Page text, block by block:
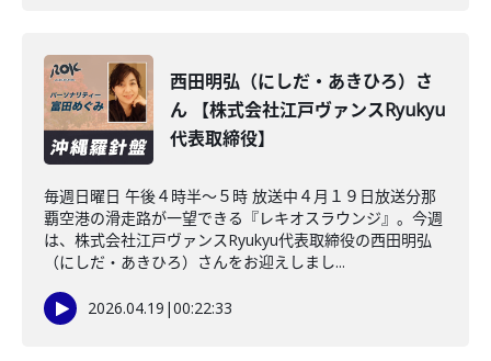
西田明弘（にしだ・あきひろ）さ
ん 【株式会社江戸ヴァンスRyukyu
代表取締役】
毎週日曜日 午後４時半～５時 放送中４月１９日放送分那
覇空港の滑走路が一望できる『レキオスラウンジ』。今週
は、株式会社江戸ヴァンスRyukyu代表取締役の西田明弘
（にしだ・あきひろ）さんをお迎えしまし...
2026.04.19 |00:22:33